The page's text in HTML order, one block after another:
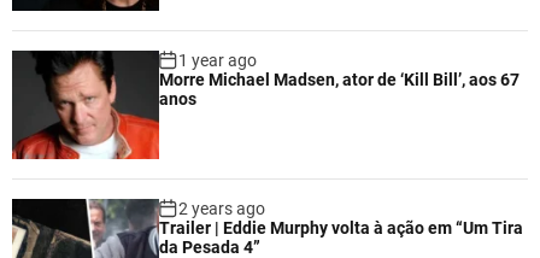
1 year ago
Morre Michael Madsen, ator de ‘Kill Bill’, aos 67
anos
2 years ago
Trailer | Eddie Murphy volta à ação em “Um Tira
da Pesada 4”